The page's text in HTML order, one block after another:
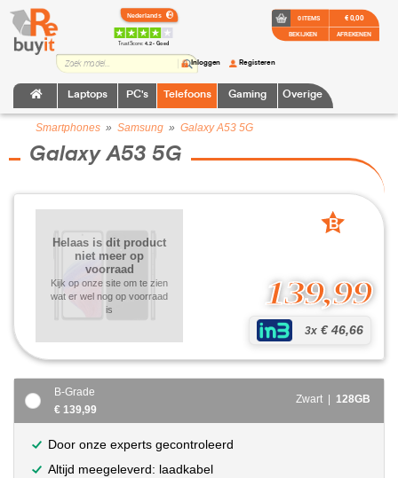
TrustScore:4.2 • Goed
Laptops PC's Telefoons Gaming Overige
Inloggen Registeren
0 ITEMS
BEKIJKEN
€ 0,00
AFREKENEN
Smartphones » Samsung » Galaxy A53 5G
Galaxy A53 5G
139,99
3x € 46,66
Helaas is dit product
niet meer op
voorraad
Kijk op onze site om te zien
wat er wel nog op voorraad
is
B
B-Grade
€ 139,99
Zwart | 128GB
Door onze experts gecontroleerd
Altijd meegeleverd: laadkabel